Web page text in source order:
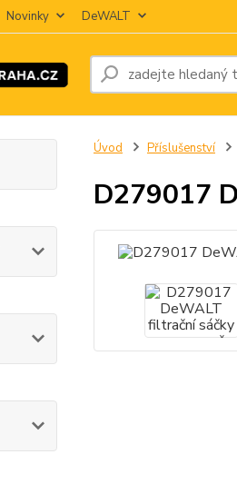
Novinky DeWALT
Úvod Příslušenství
D279017